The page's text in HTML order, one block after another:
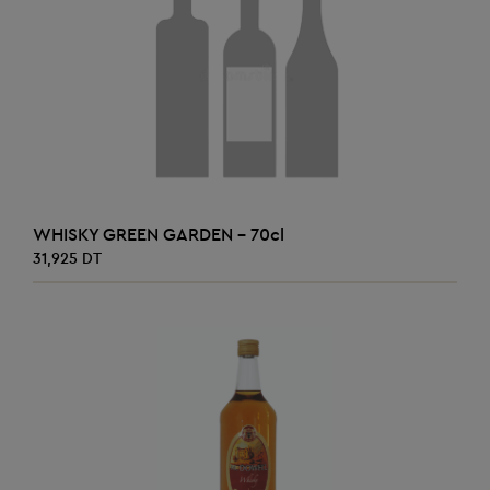
AJOUTER AU PANIER
WHISKY GREEN GARDEN - 70cl
31,925 DT